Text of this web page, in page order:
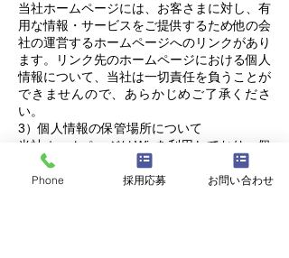
当社ホームページには、お客さまに対し、有
用な情報・サービスをご提供するため他の会
社の運営するホームページへのリンクがあり
ます。リンク先のホームページにおける個人
情報について、当社は一切責任を負うことが
できませんので、あらかじめご了承くださ
い。
3）個人情報の保管場所について
当社ホームページはWixを利用しており、個
人情報は日本国外のデーターセンターで保管
される場合があります。詳細はWix社のプラ
Phone 採用応募 お問い合わせ